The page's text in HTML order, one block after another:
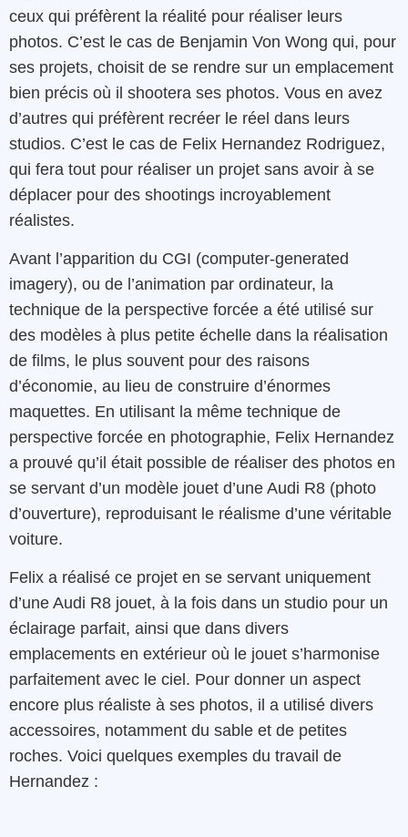
ceux qui préfèrent la réalité pour réaliser leurs
photos. C’est le cas de Benjamin Von Wong qui, pour
ses projets, choisit de se rendre sur un emplacement
bien précis où il shootera ses photos. Vous en avez
d’autres qui préfèrent recréer le réel dans leurs
studios. C’est le cas de Felix Hernandez Rodriguez,
qui fera tout pour réaliser un projet sans avoir à se
déplacer pour des shootings incroyablement
réalistes.
Avant l’apparition du CGI (computer-generated
imagery), ou de l’animation par ordinateur, la
technique de la perspective forcée a été utilisé sur
des modèles à plus petite échelle dans la réalisation
de films, le plus souvent pour des raisons
d’économie, au lieu de construire d’énormes
maquettes. En utilisant la même technique de
perspective forcée en photographie, Felix Hernandez
a prouvé qu’il était possible de réaliser des photos en
se servant d’un modèle jouet d’une Audi R8 (photo
d’ouverture), reproduisant le réalisme d’une véritable
voiture.
Felix a réalisé ce projet en se servant uniquement
d’une Audi R8 jouet, à la fois dans un studio pour un
éclairage parfait, ainsi que dans divers
emplacements en extérieur où le jouet s’harmonise
parfaitement avec le ciel. Pour donner un aspect
encore plus réaliste à ses photos, il a utilisé divers
accessoires, notamment du sable et de petites
roches. Voici quelques exemples du travail de
Hernandez :